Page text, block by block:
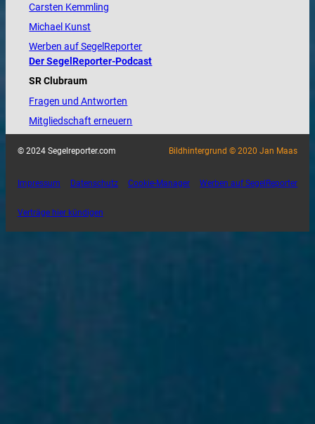
Carsten Kemmling
Michael Kunst
Werben auf SegelReporter
Der SegelReporter-Podcast
SR Clubraum
Fragen und Antworten
Mitgliedschaft erneuern
© 2024 Segelreporter.com Bildhintergrund © 2020 Jan Maas
Impressum Datenschutz Cookie-Manager Werben auf SegelReporter
Verträge hier kündigen